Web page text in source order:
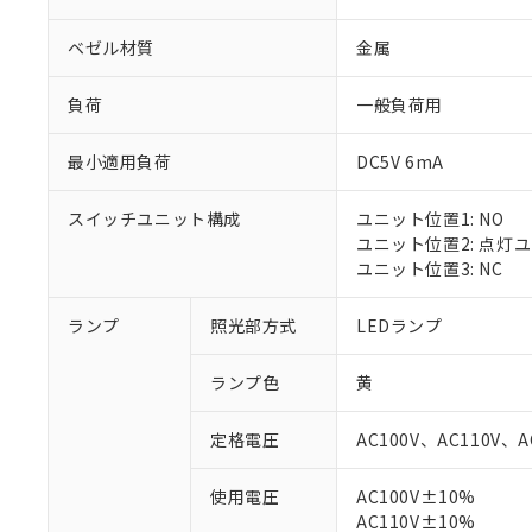
ベゼル材質 金属
負荷 一般負荷用
最小適用負荷 DC5V 6mA
スイッチユニット構成
ユニット位置1: NO
ユニット位置2: 点灯
ユニット位置3: NC
ランプ 照光部方式 LEDランプ
ランプ色 黄
定格電圧 AC100V、AC110V、
使用電圧
AC100V±10%
AC110V±10%
※1 対応状況